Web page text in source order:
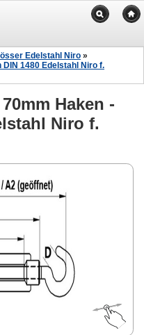
Edelstahl Niro »
1480 Edelstahl Niro f.
Haken -
Niro f.